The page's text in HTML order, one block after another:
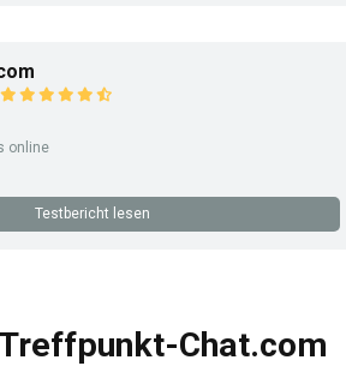
online
Testbericht lesen
Chat.com